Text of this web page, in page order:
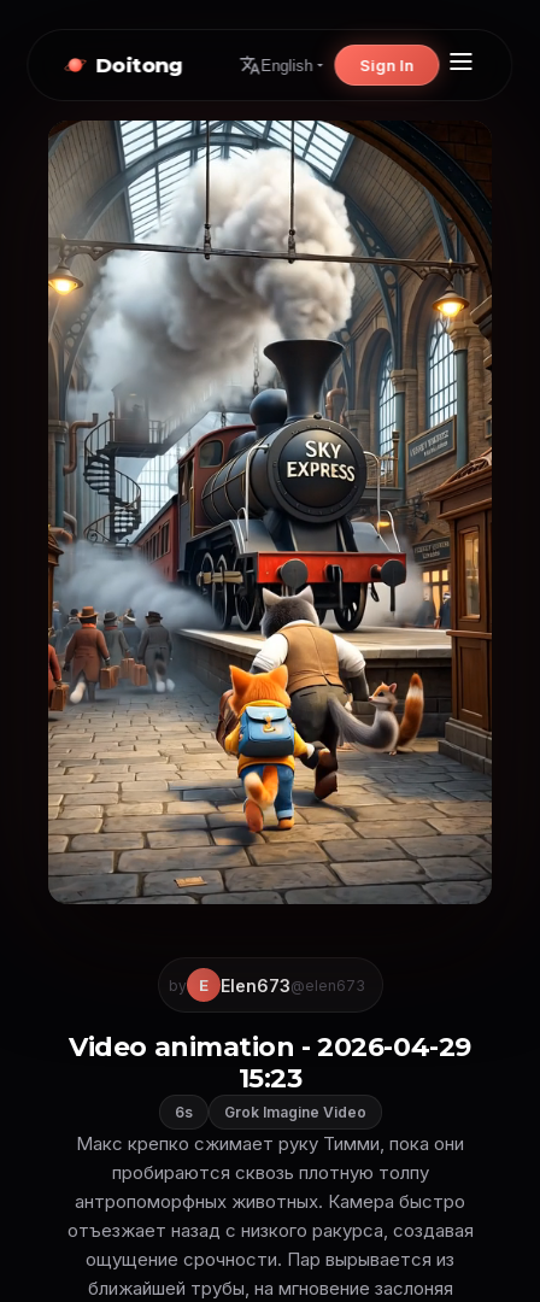
Doitong English Sign In
by E Elen673@elen673
Video animation - 2026-04-29
15:23
6s Grok Imagine Video
Макс крепко сжимает руку Тимми, пока они
пробираются сквозь плотную толпу
антропоморфных животных. Камера быстро
отъезжает назад с низкого ракурса, создавая
ощущение срочности. Пар вырывается из
ближайшей трубы, на мгновение заслоняя